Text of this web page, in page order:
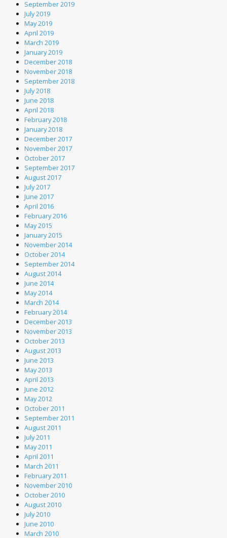
September 2019
July 2019
May 2019
April 2019
March 2019
January 2019
December 2018
November 2018
September 2018
July 2018
June 2018
April 2018
February 2018
January 2018
December 2017
November 2017
October 2017
September 2017
August 2017
July 2017
June 2017
April 2016
February 2016
May 2015
January 2015
November 2014
October 2014
September 2014
August 2014
June 2014
May 2014
March 2014
February 2014
December 2013
November 2013
October 2013
August 2013
June 2013
May 2013
April 2013
June 2012
May 2012
October 2011
September 2011
August 2011
July 2011
May 2011
April 2011
March 2011
February 2011
November 2010
October 2010
August 2010
July 2010
June 2010
March 2010